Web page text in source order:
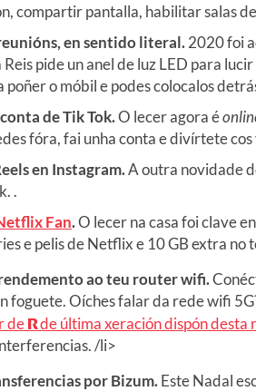
compartir pantalla, habilitar salas
en sentido literal.2020 foi
pide un anel de luz LED para
o móbil e podes colocalos
de Tik Tok.O lecer agora é
fóra, fai unha conta e divírtete
en Instagram.A outra novidade
.
Fan.O lecer na casa foi clave
e pelis de Netflix e 10 GB extra no
ao teu router wifi.
foguete. Oíches falar da rede wifi
deRde última xeración dispón desta
/li>
por Bizum.Este Nadal